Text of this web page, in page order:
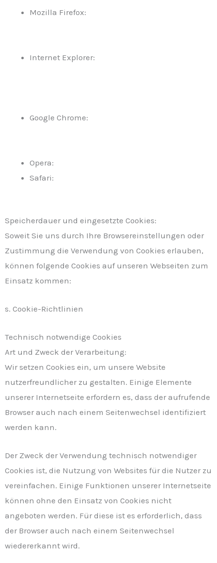
Mozilla Firefox:
Internet Explorer:
Google Chrome:
Opera:
Safari:
Speicherdauer und eingesetzte Cookies:
Soweit Sie uns durch Ihre Browsereinstellungen oder
Zustimmung die Verwendung von Cookies erlauben,
können folgende Cookies auf unseren Webseiten zum
Einsatz kommen:
s. Cookie-Richtlinien
Technisch notwendige Cookies
Art und Zweck der Verarbeitung:
Wir setzen Cookies ein, um unsere Website
nutzerfreundlicher zu gestalten. Einige Elemente
unserer Internetseite erfordern es, dass der aufrufende
Browser auch nach einem Seitenwechsel identifiziert
werden kann.
Der Zweck der Verwendung technisch notwendiger
Cookies ist, die Nutzung von Websites für die Nutzer zu
vereinfachen. Einige Funktionen unserer Internetseite
können ohne den Einsatz von Cookies nicht
angeboten werden. Für diese ist es erforderlich, dass
der Browser auch nach einem Seitenwechsel
wiedererkannt wird.